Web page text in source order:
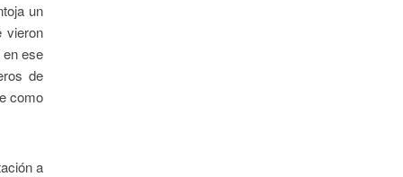
un
vieron
ese
de
como
a